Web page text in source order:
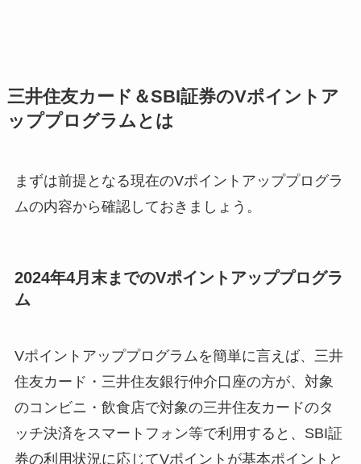
三井住友カード＆SBI証券のVポイントア
ッププログラムとは
まずは前提となる現在のVポイントアッププログラ
ムの内容から確認しておきましょう。
2024年4月末までのVポイントアッププログラ
ム
Vポイントアッププログラムを簡単に言えば、三井
住友カード・三井住友銀行仲介口座の方が、対象
のコンビニ・飲食店で対象の三井住友カードのタ
ッチ決済をスマートフォン等で利用すると、SBI証
券の利用状況に応じてVポイントが基本ポイントと